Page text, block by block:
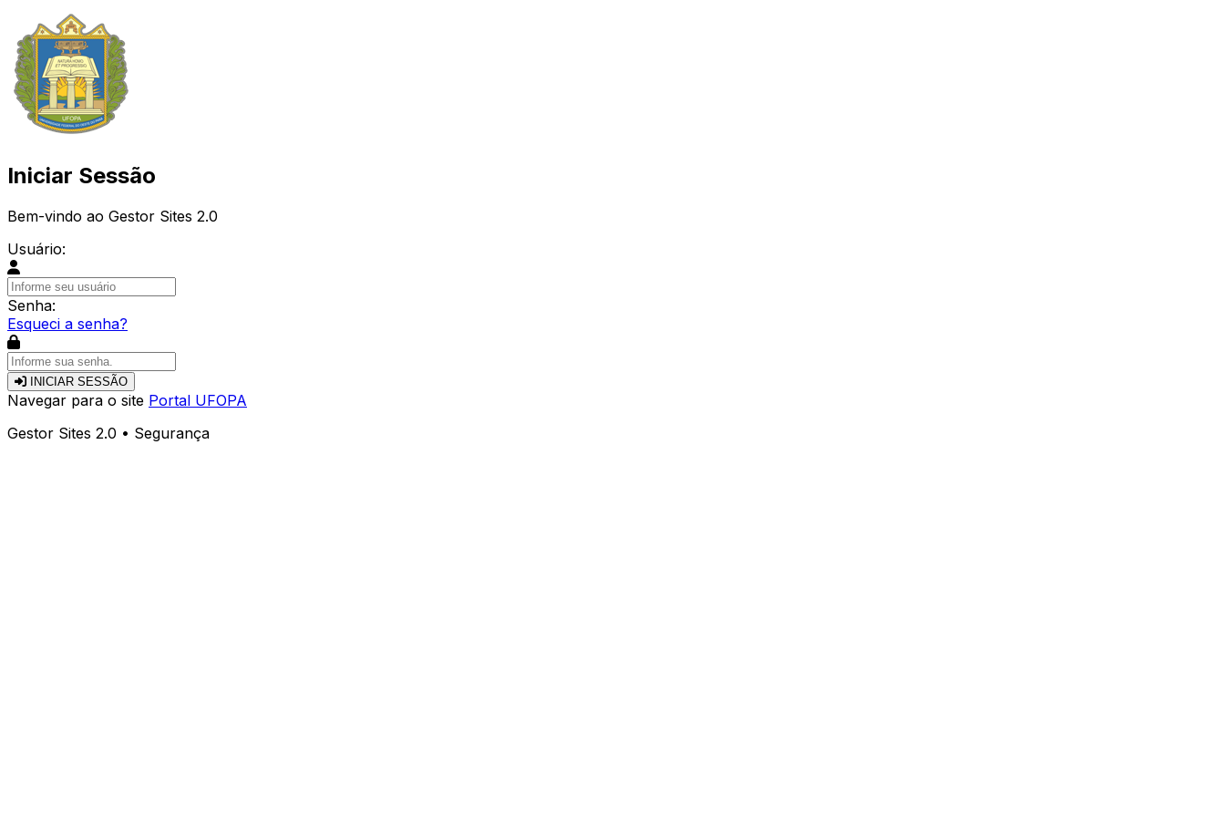
Iniciar Sessão
Bem-vindo ao Gestor Sites 2.0
Usuário:
Senha:
Esqueci a senha?
INICIAR SESSÃO
Navegar para o site Portal UFOPA
Gestor Sites 2.0 • Segurança